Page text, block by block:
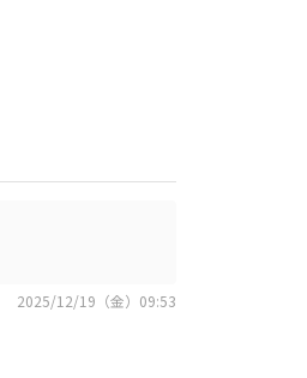
2025/12/19（金）09:53